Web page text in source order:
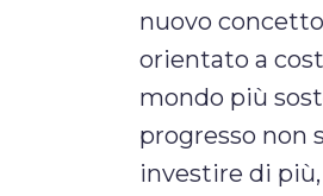
nuovo
orientato a
mondo più
progresso non
investire di